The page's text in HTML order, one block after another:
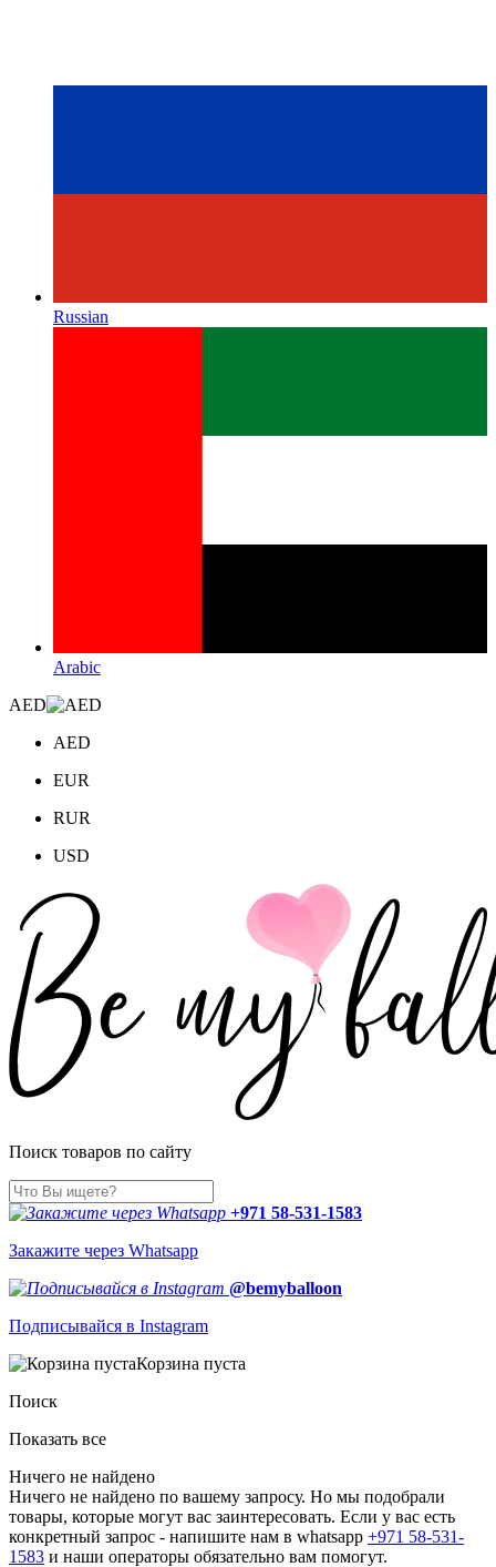
Russian
Arabic
AED
AED
EUR
RUR
USD
Поиск товаров по сайту
+971 58-531-1583
Закажите через Whatsapp
@bemyballoon
Подписывайся в Instagram
Корзина пуста
Поиск
Показать все
Ничего не найдено
Ничего не найдено по вашему запросу. Но мы подобрали
товары, которые могут вас заинтересовать. Если у вас есть
конкретный запрос - напишите нам в whatsapp +971 58-531-
1583 и наши операторы обязательно вам помогут.